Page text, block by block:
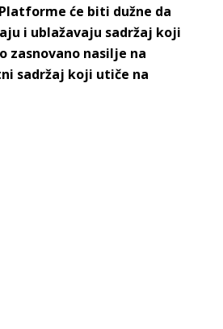
će biti dužne da
i ublažavaju sadržaj koji
zasnovano nasilje na
sadržaj koji utiče na